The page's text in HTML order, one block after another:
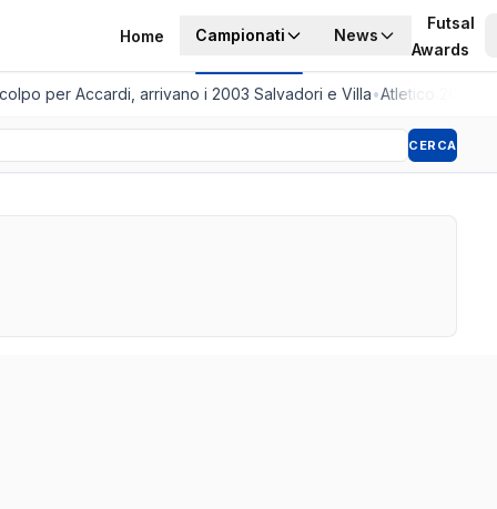
Home Campionati News
Futsal
Awards
per Accardi, arrivano i 2003 Salvadori e Villa•Atletico 2001,
CERCA